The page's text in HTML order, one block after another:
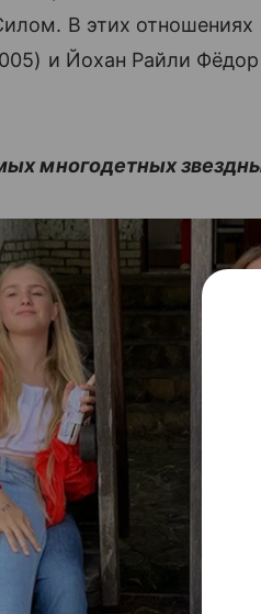
В этих отношениях
и Йохан Райли
многодетных